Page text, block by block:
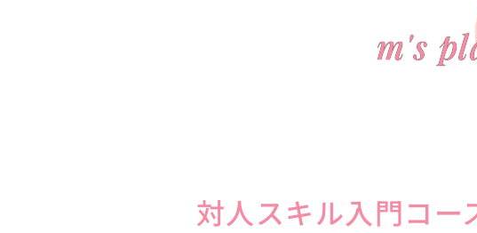
m's
対人スキル入門コー